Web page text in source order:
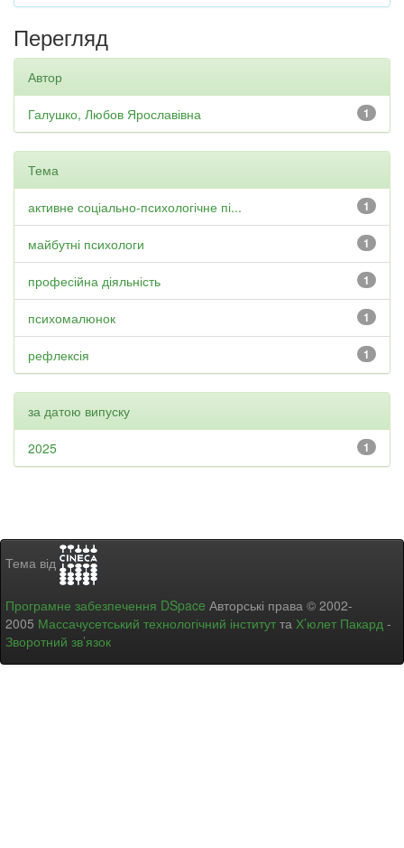
Перегляд
Автор
1
Галушко, Любов Ярославівна
Тема
1
активне соціально-психологічне пі...
1
майбутні психологи
1
професійна діяльність
1
психомалюнок
1
рефлексія
за датою випуску
1
2025
Тема від
Програмне забезпечення DSpace Авторські права © 2002-
2005 Массачусетський технологічний інститут та Х’юлет Пакард -
Зворотний зв’язок